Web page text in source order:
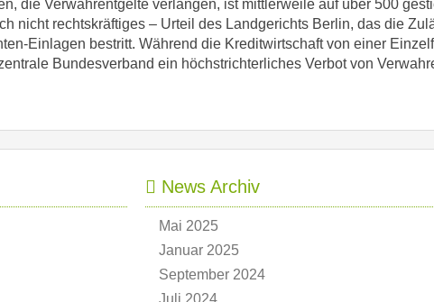
die Verwahrentgelte verlangen, ist mittlerweile auf über 500
nicht rechtskräftiges – Urteil des Landgerichts Berlin, das die
Einlagen bestritt. Während die Kreditwirtschaft von einer
Bundesverband ein höchstrichterliches Verbot von
News Archiv
Mai 2025
Januar 2025
September 2024
Juli 2024